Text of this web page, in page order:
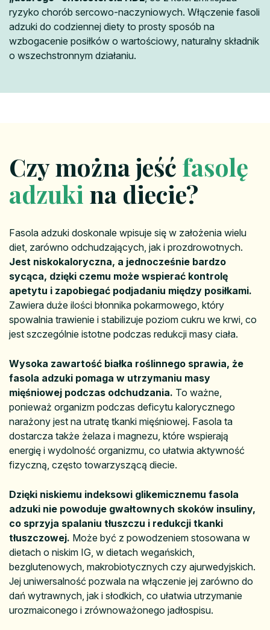
ryzyko chorób sercowo-naczyniowych. Włączenie fasoli
adzuki do codziennej diety to prosty sposób na
wzbogacenie posiłków o wartościowy, naturalny składnik
o wszechstronnym działaniu.
Czy można jeść fasolę
adzuki na diecie?
Fasola adzuki doskonale wpisuje się w założenia wielu
diet, zarówno odchudzających, jak i prozdrowotnych.
Jest niskokaloryczna, a jednocześnie bardzo
sycąca, dzięki czemu może wspierać kontrolę
apetytu i zapobiegać podjadaniu między posiłkami.
Zawiera duże ilości błonnika pokarmowego, który
spowalnia trawienie i stabilizuje poziom cukru we krwi, co
jest szczególnie istotne podczas redukcji masy ciała.
Wysoka zawartość białka roślinnego sprawia, że
fasola adzuki pomaga w utrzymaniu masy
mięśniowej podczas odchudzania. To ważne,
ponieważ organizm podczas deficytu kalorycznego
narażony jest na utratę tkanki mięśniowej. Fasola ta
dostarcza także żelaza i magnezu, które wspierają
energię i wydolność organizmu, co ułatwia aktywność
fizyczną, często towarzyszącą diecie.
Dzięki niskiemu indeksowi glikemicznemu fasola
adzuki nie powoduje gwałtownych skoków insuliny,
co sprzyja spalaniu tłuszczu i redukcji tkanki
tłuszczowej. Może być z powodzeniem stosowana w
dietach o niskim IG, w dietach wegańskich,
bezglutenowych, makrobiotycznych czy ajurwedyjskich.
Jej uniwersalność pozwala na włączenie jej zarówno do
dań wytrawnych, jak i słodkich, co ułatwia utrzymanie
urozmaiconego i zrównoważonego jadłospisu.